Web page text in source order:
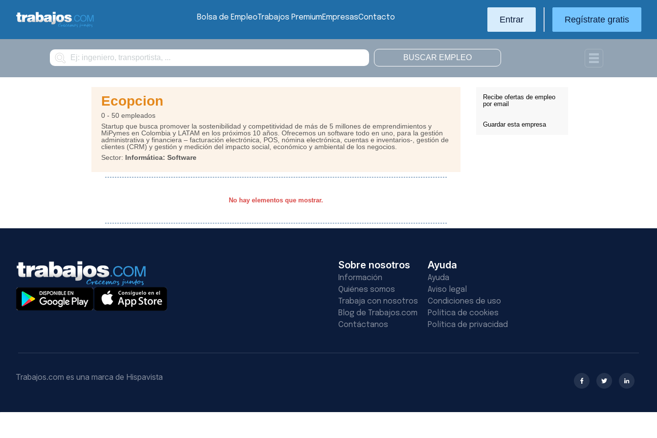
Bolsa de EmpleoTrabajos PremiumEmpresasContacto Entrar Regístrate gratis
Buscar
Recibe ofertas de empleo
por email
Guardar esta empresa
Ecopcion
0 - 50 empleados
Startup que busca promover la sostenibilidad y competitividad de más de 5 millones de emprendimientos y
MiPymes en Colombia y LATAM en los próximos 10 años. Ofrecemos un software todo en uno, para la gestión
administrativa y financiera – facturación electrónica, POS, nómina electrónica, cuentas e inventarios-, gestión de
clientes (CRM) y gestión y medición del impacto social, económico y ambiental de los negocios.
Sector: Informática: Software
No hay elementos que mostrar.
Sobre nosotros
Información
Quiénes somos
Trabaja con nosotros
Blog de Trabajos.com
Contáctanos
Ayuda
Ayuda
Aviso legal
Condiciones de uso
Política de cookies
Política de privacidad
Trabajos.com es una marca de Hispavista